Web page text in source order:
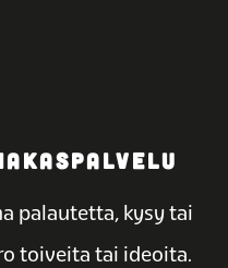
palautetta, kysy tai
toiveita tai ideoita.